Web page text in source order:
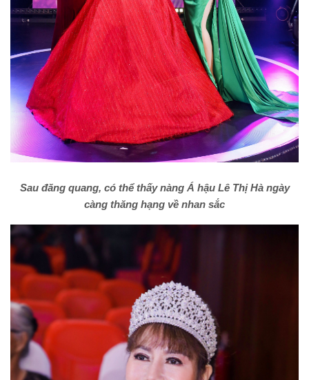
Sau đăng quang, có thể thấy nàng Á hậu Lê Thị Hà ngày
càng thăng hạng về nhan sắc